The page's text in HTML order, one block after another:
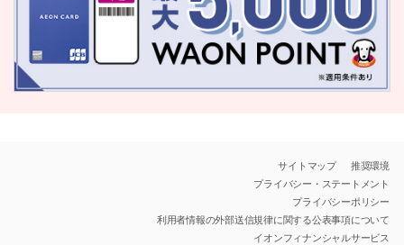
サイトマップ
推奨環境
プライバシー・ステートメント
プライバシーポリシー
利用者情報の外部送信規律に関する公表事項について
イオンフィナンシャルサービス